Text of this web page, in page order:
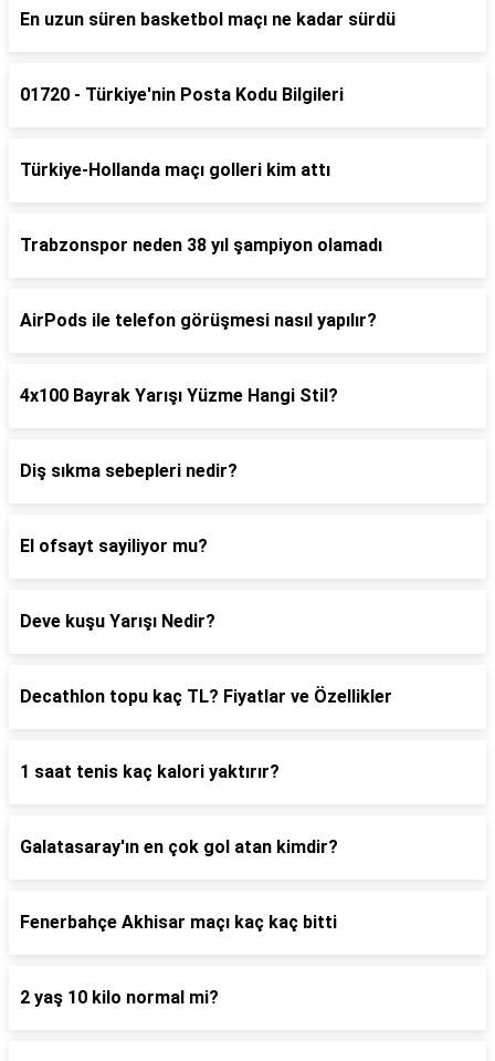
En uzun süren basketbol maçı ne kadar sürdü
01720 - Türkiye'nin Posta Kodu Bilgileri
Türkiye-Hollanda maçı golleri kim attı
Trabzonspor neden 38 yıl şampiyon olamadı
AirPods ile telefon görüşmesi nasıl yapılır?
4x100 Bayrak Yarışı Yüzme Hangi Stil?
Diş sıkma sebepleri nedir?
El ofsayt sayiliyor mu?
Deve kuşu Yarışı Nedir?
Decathlon topu kaç TL? Fiyatlar ve Özellikler
1 saat tenis kaç kalori yaktırır?
Galatasaray'ın en çok gol atan kimdir?
Fenerbahçe Akhisar maçı kaç kaç bitti
2 yaş 10 kilo normal mi?